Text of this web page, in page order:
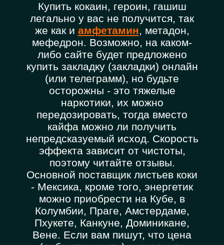
Купить кокаин, героин, гашиш
легально у вас не получится, так
же как и амфетамин, метадон,
мефедрон. Возможно, на каком-
либо сайте будет предложено
купить закладку (закладки) онлайн
(или телеграмм), но будьте
осторожны - это тяжелые
наркотики, их можно
передозировать, тогда вместо
кайфа можно ли получить
непредсказуемый исход. Скорость
эффекта зависит от чистоты,
поэтому читайте отзывы.
Основной поставщик листьев коки
- Мексика, кроме того, энергетик
можно приобрести на Кубе, в
Колумбии, Праге, Амстердаме,
Пхукете, Канкуне, Доминикане,
Вене. Если вам пишут, что цена